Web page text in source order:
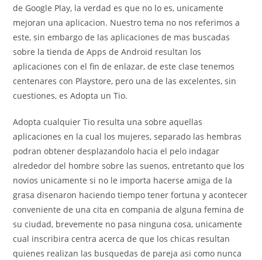
de Google Play, la verdad es que no lo es, unicamente
mejoran una aplicacion. Nuestro tema no nos referimos a
este, sin embargo de las aplicaciones de mas buscadas
sobre la tienda de Apps de Android resultan los
aplicaciones con el fin de enlazar, de este clase tenemos
centenares con Playstore, pero una de las excelentes, sin
cuestiones, es Adopta un Tio.
Adopta cualquier Tio resulta una sobre aquellas
aplicaciones en la cual los mujeres, separado las hembras
podran obtener desplazandolo hacia el pelo indagar
alrededor del hombre sobre las suenos, entretanto que los
novios unicamente si no le importa hacerse amiga de la
grasa disenaron haciendo tiempo tener fortuna y acontecer
conveniente de una cita en compania de alguna femina de
su ciudad, brevemente no pasa ninguna cosa, unicamente
cual inscribira centra acerca de que los chicas resultan
quienes realizan las busquedas de pareja asi­ como nunca